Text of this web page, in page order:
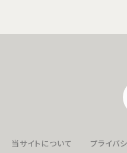
当サイトについて プライバ